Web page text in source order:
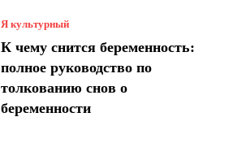
Я культурный
К чему снится беременность:
полное руководство по
толкованию снов о
беременности